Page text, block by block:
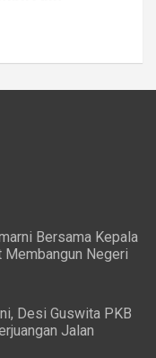
Bersama Kepala
Membangun Negeri
Desi Guswita PKB
Jalan